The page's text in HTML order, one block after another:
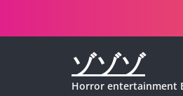
テ
ゾゾゾ
Horror entertainment